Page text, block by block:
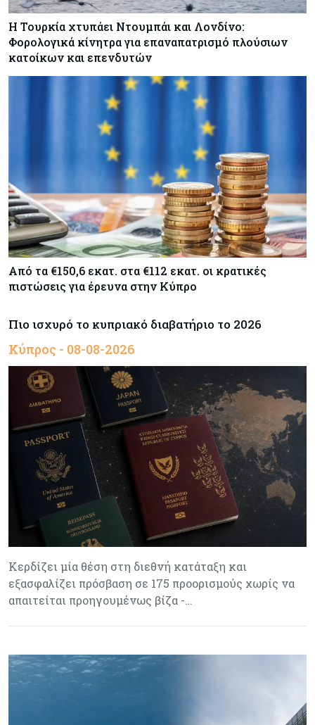
Η Τουρκία χτυπάει Ντουμπάι και Λονδίνο:
Φορολογικά κίνητρα για επαναπατρισμό πλούσιων
κατοίκων και επενδυτών
Από τα €150,6 εκατ. στα €112 εκατ. οι κρατικές
πιστώσεις για έρευνα στην Κύπρο
Πιο ισχυρό το κυπριακό διαβατήριο το 2026
Κύπρος - 08-08-2026
Κερδίζει μία θέση στη διεθνή κατάταξη και
εξασφαλίζει πρόσβαση σε 175 προορισμούς χωρίς να
απαιτείται προηγουμένως βίζα -…